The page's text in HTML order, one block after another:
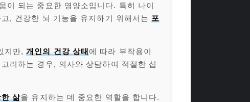
이 되는 중요한 영양소입니다. 특히 나이
, 건강한 뇌 기능을 유지하기 위해서는 포
지만,개인의 건강 상태 에 따라 부작용이
려하는 경우, 의사와 상담하여 적절한 섭
한 삶을 유지하는 데 중요한 역할을 합니다.